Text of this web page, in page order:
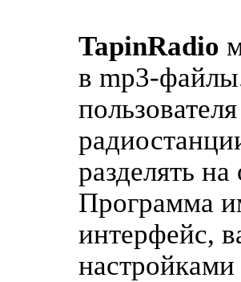
TapinRadio
в mp3-
pазделять
Программa
интеpфeйc,